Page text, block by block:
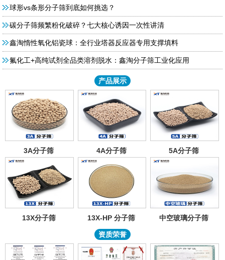
球形vs条形分子筛到底如何挑选？
碳分子筛频繁粉化破碎？七大核心诱因一次性讲清
鑫淘惰性氧化铝瓷球：全行业塔器反应器专用支撑填料
氟化工+高纯试剂全品类溶剂脱水：鑫淘分子筛工业化应用
产品展示
3A分子筛 4A分子筛 5A分子筛
13X分子筛 13X-HP 分子筛 中空玻璃分子筛
资质荣誉